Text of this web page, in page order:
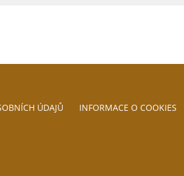
ÚDAJŮ INFORMACE O COOKIES